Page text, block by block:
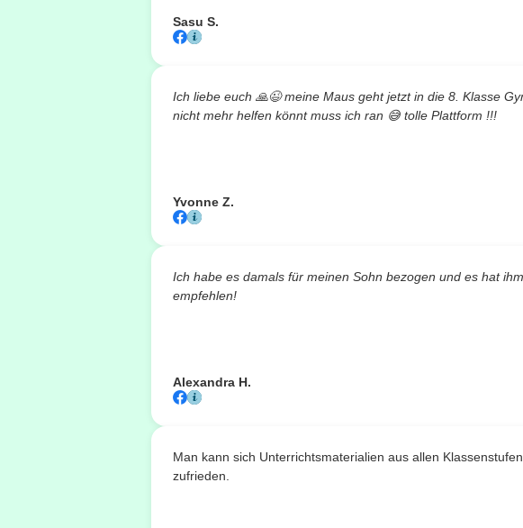
Sasu S.
Ich liebe euch 🙏😉meine Maus geht jetzt in die 8. Klasse
nicht mehr helfen könnt muss ich ran 😅 tolle Plattform !!!
Yvonne Z.
Ich habe es damals für meinen Sohn bezogen und es hat
empfehlen!
Alexandra H.
Man kann sich Unterrichtsmaterialien aus allen
zufrieden.